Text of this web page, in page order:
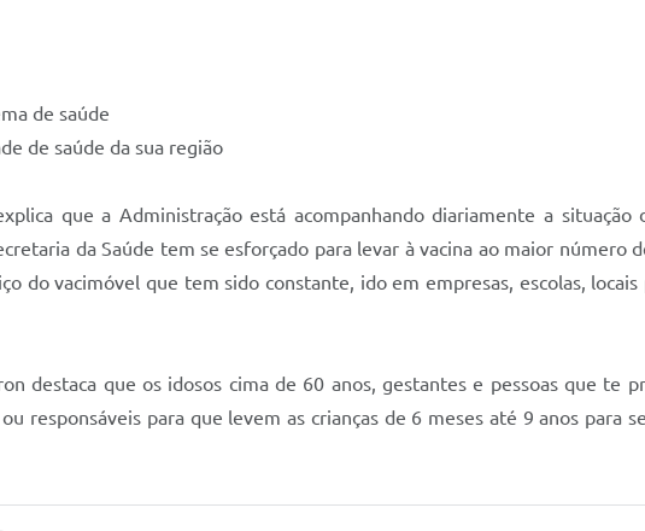
de saúde
de saúde da sua região
que a Administração está acompanhando diariamente a
da Saúde tem se esforçado para levar à vacina ao maior número
do vacimóvel que tem sido constante, ido em empresas, escolas,
destaca que os idosos cima de 60 anos, gestantes e pessoas que te
responsáveis para que levem as crianças de 6 meses até 9 anos para